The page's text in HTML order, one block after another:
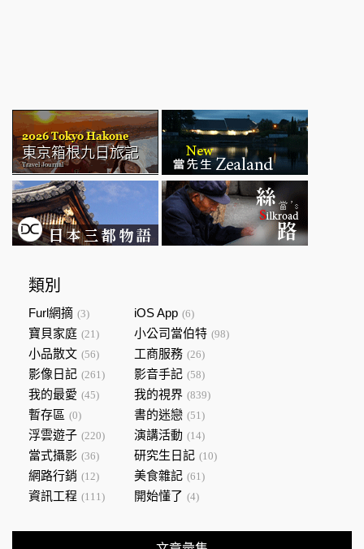
類別
Furl網摘 (3) iOS App (6)
寶貝家庭 (21) 小公司當伯特 (98)
小品散文 (56) 工商服務 (26)
影像日記 (261) 影音手記 (58)
我的最愛 (45) 我的視界 (839)
暫存區 (0) 書的迷戀 (51)
浮雲遊子 (220) 演講活動 (14)
當式攝影 (36) 研究生日記 (10)
網路行銷 (12) 美食雜記 (61)
資訊工程 (111) 開始懂了 (4)